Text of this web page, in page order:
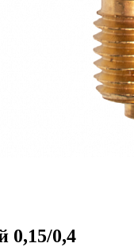
0,15/0,4